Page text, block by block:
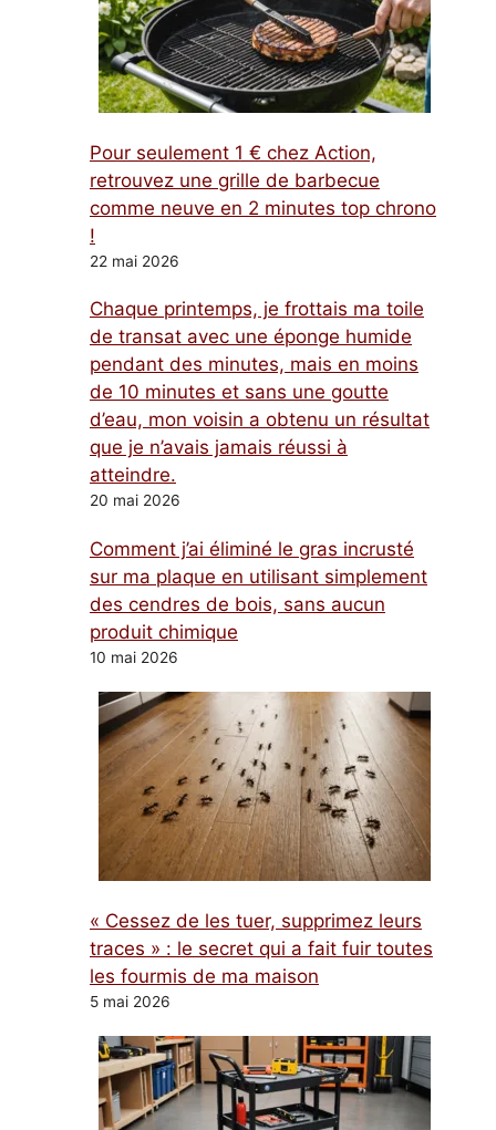
Pour seulement 1 € chez Action,
retrouvez une grille de barbecue
comme neuve en 2 minutes top chrono
!
22 mai 2026
Chaque printemps, je frottais ma toile
de transat avec une éponge humide
pendant des minutes, mais en moins
de 10 minutes et sans une goutte
d’eau, mon voisin a obtenu un résultat
que je n’avais jamais réussi à
atteindre.
20 mai 2026
Comment j’ai éliminé le gras incrusté
sur ma plaque en utilisant simplement
des cendres de bois, sans aucun
produit chimique
10 mai 2026
« Cessez de les tuer, supprimez leurs
traces » : le secret qui a fait fuir toutes
les fourmis de ma maison
5 mai 2026